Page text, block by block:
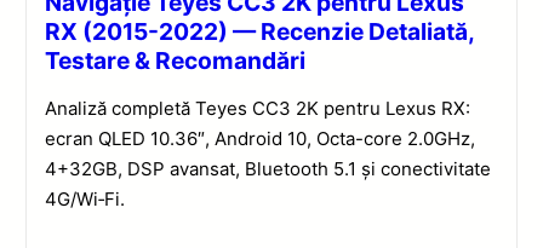
RX (2015-2022) — Recenzie Detaliată,
Testare & Recomandări
Analiză completă Teyes CC3 2K pentru Lexus RX:
ecran QLED 10.36″, Android 10, Octa-core 2.0GHz,
4+32GB, DSP avansat, Bluetooth 5.1 și conectivitate
4G/Wi‑Fi.